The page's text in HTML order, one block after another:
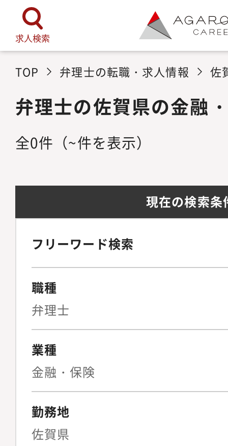
求人検索
TOP 弁理士の転職・求人情報 佐
弁理士の佐賀県の金融
全0件 （~件を表示）
現在の検索条
フリーワード検索
職種
弁理士
業種
金融・保険
勤務地
佐賀県